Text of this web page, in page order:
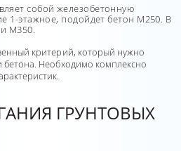
собой железобетонную
1-этажное, подойдет бетон М250. В
и М350.
критерий, который нужно
Необходимо комплексно
ГРУНТОВЫХ